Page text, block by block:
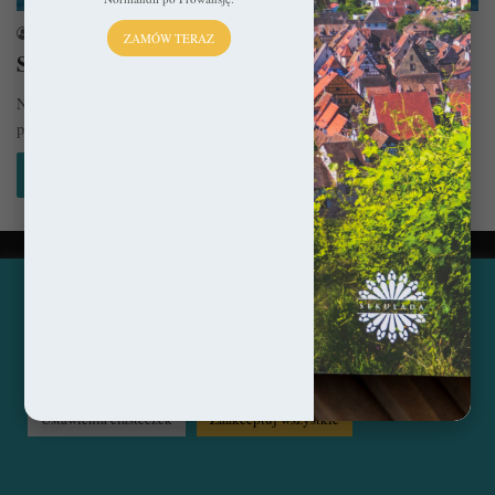
12 marca 2017
Sitges – Mniejszości raj
Nie wierzę, że to napisze, ale nawet Barcelona może się znudzić. Na
pewno nie kiedy jesteśmy tam przejazdem raz czy…
© Copyright 2014 - 2026, All Rights Reserved by sekulada.com
PinterestInstagram
Ta strona korzysta z ciasteczek, aby świadczyć usługi na
najwyższym poziomie. Klikając opcję "Zaakceptuj wszystkie"
zgadzasz się na użycie wszystkich ciasteczek. Możesz również
przejść do "Ustawień Ciasteczek", aby zgodzić się tylko na
Czytaj więcej...
Ustawienia ciasteczek Zaakceptuj wszystkie
ZAMÓW TERAZ